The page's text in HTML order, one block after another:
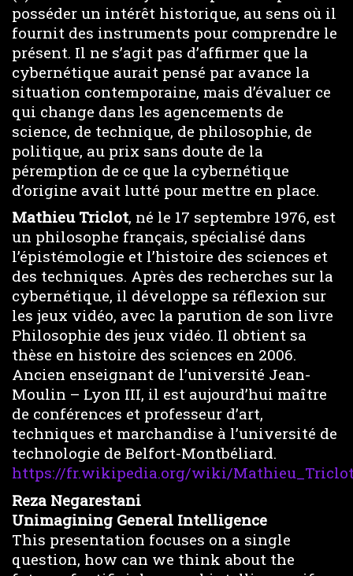
posséder un intérêt historique, au sens où il
fournit des instruments pour comprendre le
présent. Il ne s’agit pas d’affirmer que la
cybernétique aurait pensé par avance la
situation contemporaine, mais d’évaluer ce
qui change dans les agencements de
science, de technique, de philosophie, de
politique, au prix sans doute de la
péremption de ce que la cybernétique
d’origine avait lutté pour mettre en place.
Mathieu Triclot, né le 17 septembre 1976, est
un philosophe français, spécialisé dans
l’épistémologie et l’histoire des sciences et
des techniques. Après des recherches sur la
cybernétique, il développe sa réflexion sur
les jeux vidéo, avec la parution de son livre
Philosophie des jeux vidéo. Il obtient sa
thèse en histoire des sciences en 2006.
Ancien enseignant de l’université Jean-
Moulin – Lyon III, il est aujourd’hui maître
de conférences et professeur d’art,
techniques et marchandise à l’université de
technologie de Belfort-Montbéliard.
https://fr.wikipedia.org/wiki/
Reza Negarestani
Unimagining General Intelligence
This presentation focuses on a single
question, how can we think about the